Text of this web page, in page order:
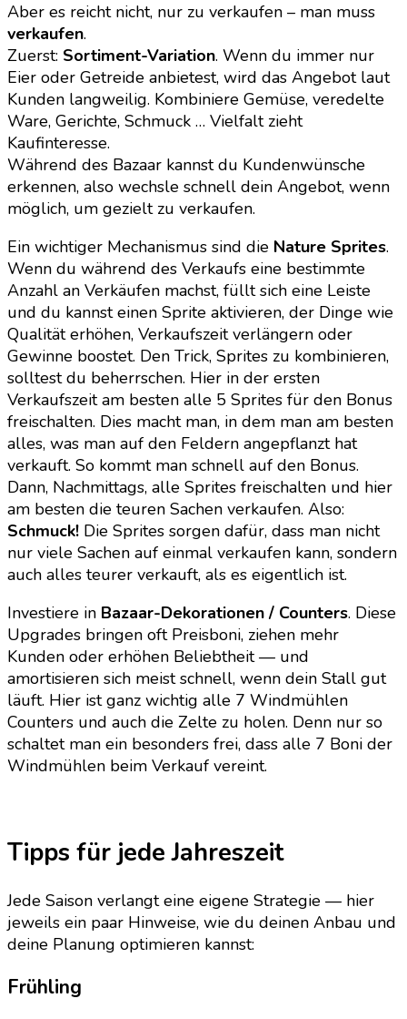
Aber es reicht nicht, nur zu verkaufen – man muss
verkaufen.
Zuerst: Sortiment-Variation. Wenn du immer nur
Eier oder Getreide anbietest, wird das Angebot laut
Kunden langweilig. Kombiniere Gemüse, veredelte
Ware, Gerichte, Schmuck … Vielfalt zieht
Kaufinteresse.
Während des Bazaar kannst du Kundenwünsche
erkennen, also wechsle schnell dein Angebot, wenn
möglich, um gezielt zu verkaufen.
Ein wichtiger Mechanismus sind die Nature Sprites.
Wenn du während des Verkaufs eine bestimmte
Anzahl an Verkäufen machst, füllt sich eine Leiste
und du kannst einen Sprite aktivieren, der Dinge wie
Qualität erhöhen, Verkaufszeit verlängern oder
Gewinne boostet. Den Trick, Sprites zu kombinieren,
solltest du beherrschen. Hier in der ersten
Verkaufszeit am besten alle 5 Sprites für den Bonus
freischalten. Dies macht man, in dem man am besten
alles, was man auf den Feldern angepflanzt hat
verkauft. So kommt man schnell auf den Bonus.
Dann, Nachmittags, alle Sprites freischalten und hier
am besten die teuren Sachen verkaufen. Also:
Schmuck! Die Sprites sorgen dafür, dass man nicht
nur viele Sachen auf einmal verkaufen kann, sondern
auch alles teurer verkauft, als es eigentlich ist.
Investiere in Bazaar-Dekorationen / Counters. Diese
Upgrades bringen oft Preisboni, ziehen mehr
Kunden oder erhöhen Beliebtheit — und
amortisieren sich meist schnell, wenn dein Stall gut
läuft. Hier ist ganz wichtig alle 7 Windmühlen
Counters und auch die Zelte zu holen. Denn nur so
schaltet man ein besonders frei, dass alle 7 Boni der
Windmühlen beim Verkauf vereint.
Tipps für jede Jahreszeit
Jede Saison verlangt eine eigene Strategie — hier
jeweils ein paar Hinweise, wie du deinen Anbau und
deine Planung optimieren kannst:
Frühling